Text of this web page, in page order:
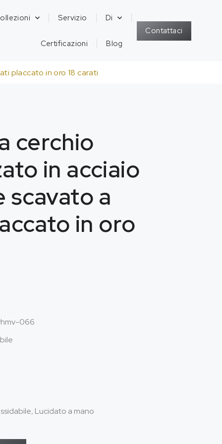
Servizio Di
Certificazioni Blog
Contattaci
placcato in oro 18 carati
cerchio
in acciaio
scavato a
in oro
066
Lucidato a mano